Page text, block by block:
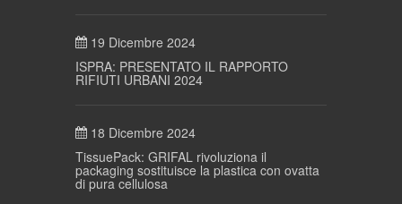
19 Dicembre 2024
ISPRA: PRESENTATO IL RAPPORTO
RIFIUTI URBANI 2024
18 Dicembre 2024
TissuePack: GRIFAL rivoluziona il
packaging sostituisce la plastica con ovatta
di pura cellulosa